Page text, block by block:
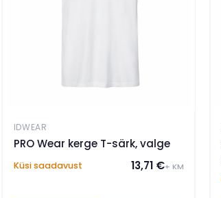
IDWEAR
PRO Wear kerge T-särk, valge
Küsi saadavust 13,71 €+ KM